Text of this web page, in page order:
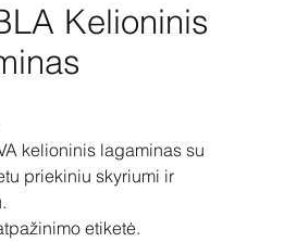
Kelioninis
kelioninis lagaminas su
priekiniu skyriumi ir
etiketė.